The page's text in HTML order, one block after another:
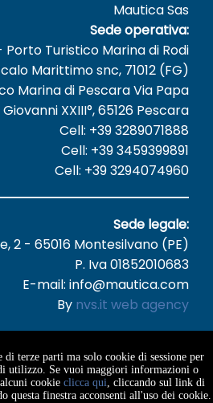
Mautica Sas
Sede operativa:
Turistico Marina di Rodi
Marittimo snc, 71012 (FG)
Marina di Pescara Via Papa
Giovanni XXIII°, 65126 Pescara
Cell: +39 3289071888
Cell: +39 3459399891
Cell: +39 3294074960
Sede legale:
2 - 65016 Montesilvano (PE)
P. Iva 01852010683
E-mail: info@mautica.com
By nvs.it web agency
terze parti ma solo cookie di sessione per
utilizzo. Se vuoi maggiori informazioni o
cookie clicca qui, cliccando sul link di
questa finestra acconsenti all'uso dei cookie.